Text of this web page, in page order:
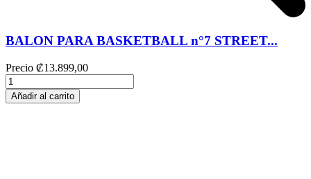
BALON PARA BASKETBALL n°7 STREET...
Precio ₡13.899,00
Añadir al carrito